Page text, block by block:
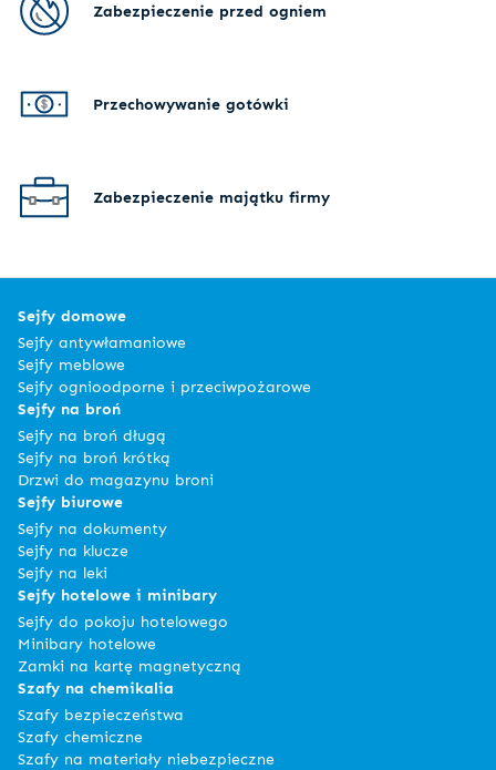
Zabezpieczenie przed ogniem
Przechowywanie gotówki
Zabezpieczenie majątku firmy
Sejfy domowe
Sejfy antywłamaniowe
Sejfy meblowe
Sejfy ognioodporne i przeciwpożarowe
Sejfy na broń
Sejfy na broń długą
Sejfy na broń krótką
Drzwi do magazynu broni
Sejfy biurowe
Sejfy na dokumenty
Sejfy na klucze
Sejfy na leki
Sejfy hotelowe i minibary
Sejfy do pokoju hotelowego
Minibary hotelowe
Zamki na kartę magnetyczną
Szafy na chemikalia
Szafy bezpieczeństwa
Szafy chemiczne
Szafy na materiały niebezpieczne